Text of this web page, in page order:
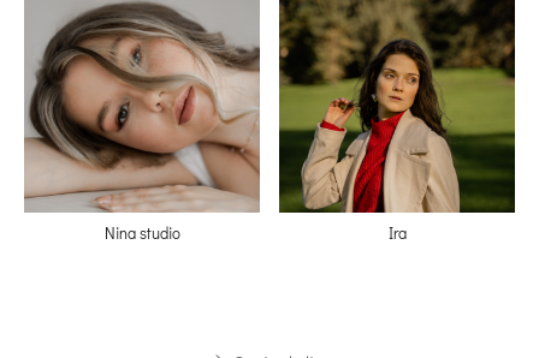
Nina studio Ira